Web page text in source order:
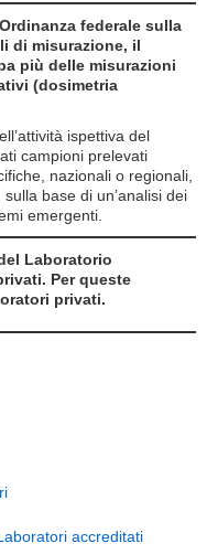
federale sulla
di misurazione, il
più delle misurazioni
(dosimetria
ispettiva del
campioni prelevati
nazionali o regionali,
base di un’analisi dei
emergenti.
Laboratorio
Per queste
privati.
accreditati